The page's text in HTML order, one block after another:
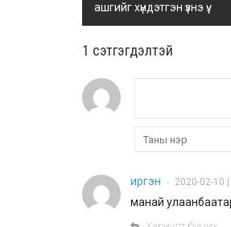
ашгийг хүндэтгэн үзнэ үү.
1 сэтгэгдэлтэй
иргэн • 2020-02-10
манай